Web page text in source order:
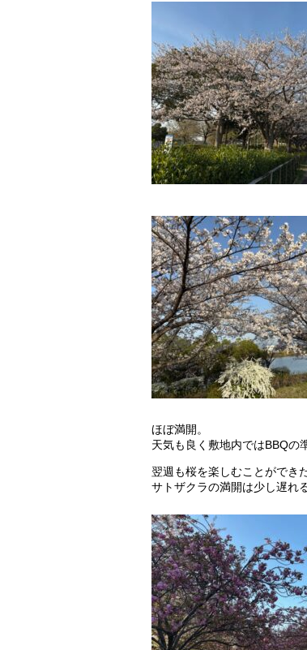
ほぼ満開。
天気も良く敷地内ではBBQの
翌週も桜を楽しむことができた
サトザクラの満開は少し遅れ